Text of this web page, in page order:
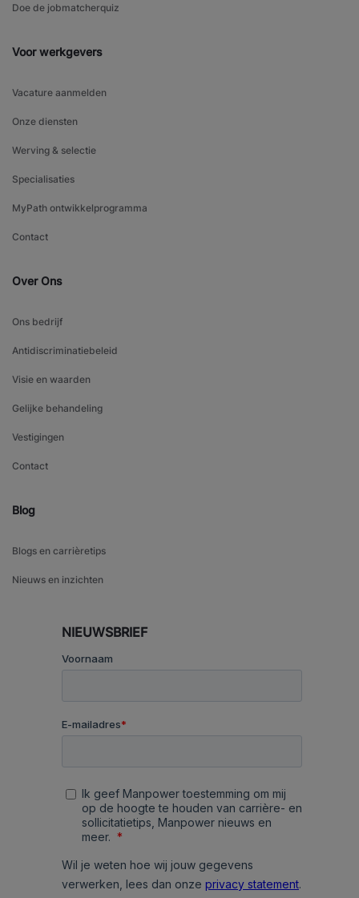
Doe de jobmatcherquiz
Voor werkgevers
Vacature aanmelden
Onze diensten
Werving & selectie
Specialisaties
MyPath ontwikkelprogramma
Contact
Over Ons
Ons bedrijf
Antidiscriminatiebeleid
Visie en waarden
Gelijke behandeling
Vestigingen
Contact
Blog
Blogs en carrièretips
Nieuws en inzichten
NIEUWSBRIEF